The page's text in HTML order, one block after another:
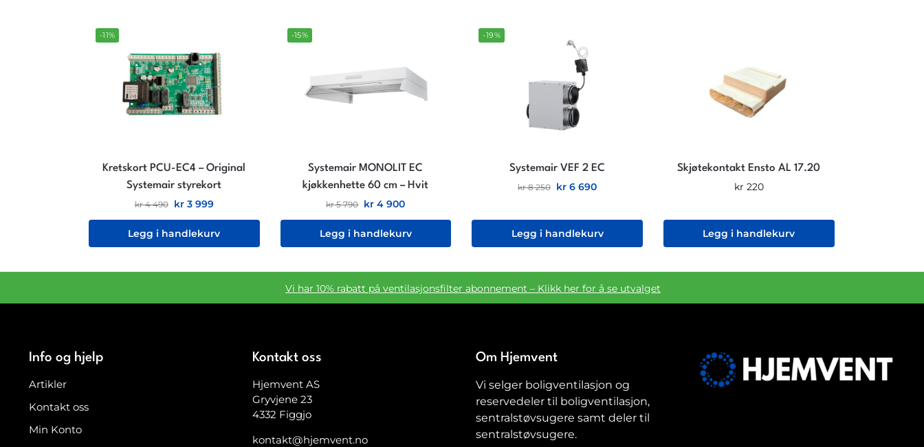
-11%
Kretskort PCU-EC4 – Original
Systemair styrekort
kr4 490 kr3 999
Legg i handlekurv
-15%
Systemair MONOLIT EC
kjøkkenhette 60 cm – Hvit
kr5 790 kr 4 900
Legg i handlekurv
-19%
Systemair VEF 2 EC
kr8 250 kr 6 690
Legg i handlekurv
Skjøtekontakt Ensto AL 17.20
kr 220
Legg i handlekurv
Vi har 10% rabatt på ventilasjonsfilter abonnement – Klikk her for å se utvalget
Info og hjelp
Artikler
Kontakt oss
Min Konto
Kontakt oss
Hjemvent AS
Gryvjene 23
4332 Figgjo
kontakt@hjemvent.no
Om Hjemvent
Vi selger boligventilasjon og
reservedeler til boligventilasjon,
sentralstøvsugere samt deler til
sentralstøvsugere.